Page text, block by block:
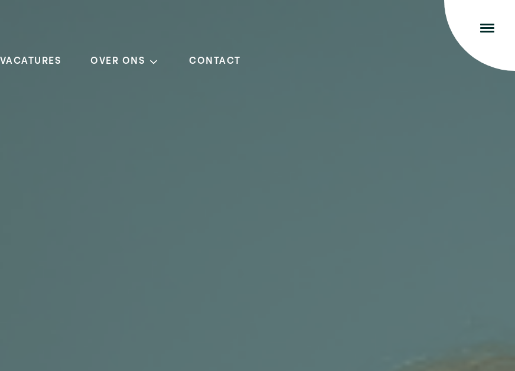
VACATURES OVER ONS CONTACT